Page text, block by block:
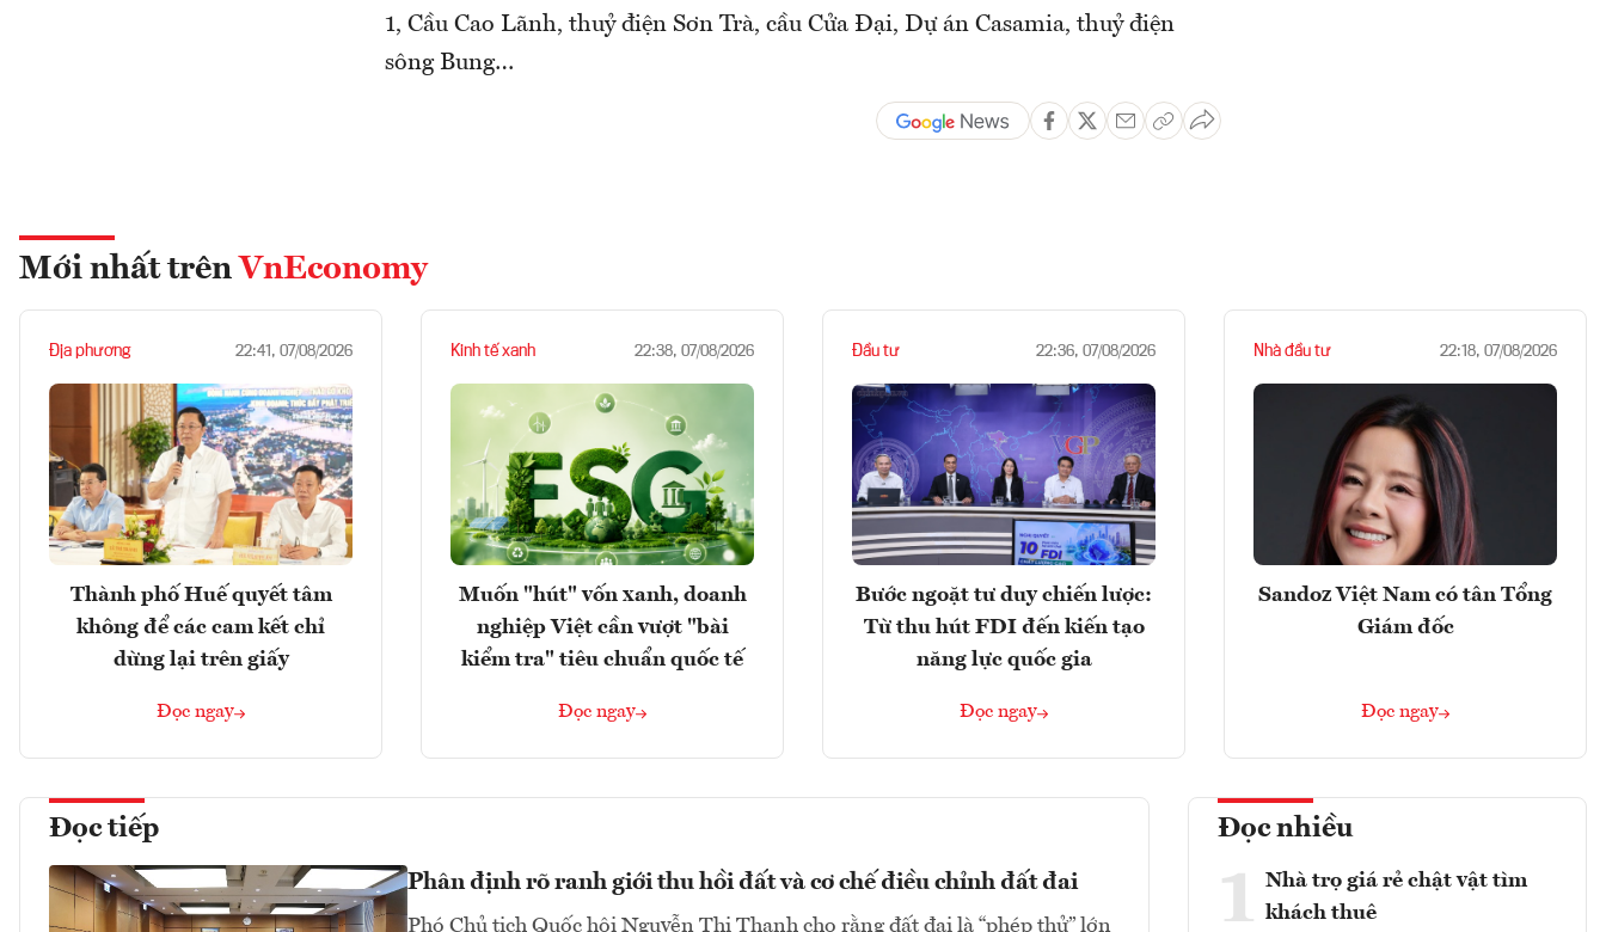
1, Cầu Cao Lãnh, thuỷ điện Sơn Trà, cầu Cửa Đại, Dự án Casamia, thuỷ điện
sông Bung…
Mới nhất trên VnEconomy
Địa phương 22:41, 07/08/2026
Thành phố Huế quyết tâm
không để các cam kết chỉ
dừng lại trên giấy
Đọc ngay
Kinh tế xanh 22:38, 07/08/2026
Muốn "hút" vốn xanh, doanh
nghiệp Việt cần vượt "bài
kiểm tra" tiêu chuẩn quốc tế
Đọc ngay
Đầu tư 22:36, 07/08/2026
Bước ngoặt tư duy chiến lược:
Từ thu hút FDI đến kiến tạo
năng lực quốc gia
Đọc ngay
Nhà đầu tư 22:18, 07/08/2026
Sandoz Việt Nam có tân Tổng
Giám đốc
Đọc ngay
Đọc tiếp
Phân định rõ ranh giới thu hồi đất và cơ chế điều chỉnh đất đai
Phó Chủ tịch Quốc hội Nguyễn Thị Thanh cho rằng đất đai là “phép thử” lớn
Đọc nhiều
1 Nhà trọ giá rẻ chật vật tìm
khách thuê